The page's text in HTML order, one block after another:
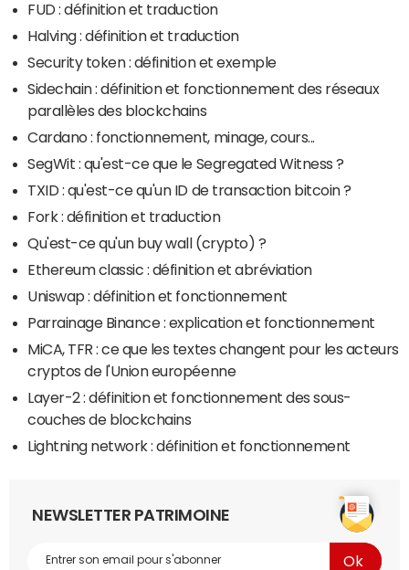
FUD : définition et traduction
Halving : définition et traduction
Security token : définition et exemple
Sidechain : définition et fonctionnement des réseaux
parallèles des blockchains
Cardano : fonctionnement, minage, cours...
SegWit : qu'est-ce que le Segregated Witness ?
TXID : qu'est-ce qu'un ID de transaction bitcoin ?
Fork : définition et traduction
Qu'est-ce qu'un buy wall (crypto) ?
Ethereum classic : définition et abréviation
Uniswap : définition et fonctionnement
Parrainage Binance : explication et fonctionnement
MiCA, TFR : ce que les textes changent pour les acteurs
cryptos de l'Union européenne
Layer-2 : définition et fonctionnement des sous-
couches de blockchains
Lightning network : définition et fonctionnement
NEWSLETTER PATRIMOINE